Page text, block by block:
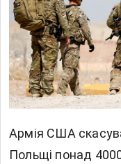
Армія США
Польщі понад 4000